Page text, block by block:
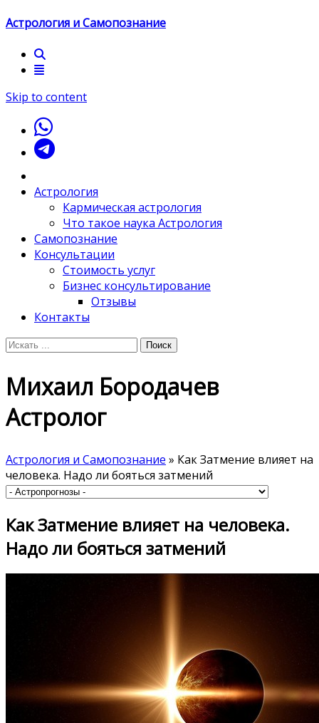
Астрология и Самопознание
Skip to content
Астрология
Кармическая астрология
Что такое наука Астрология
Самопознание
Консультации
Стоимость услуг
Бизнес консультирование
Отзывы
Контакты
Михаил Бородачев
Астролог
Астрология и Самопознание » Как Затмение влияет на
человека. Надо ли бояться затмений
Как Затмение влияет на человека.
Надо ли бояться затмений